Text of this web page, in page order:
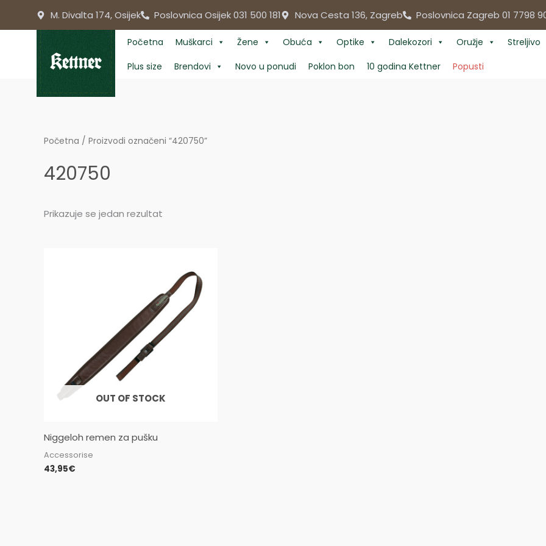
M. Divalta 174, Osijek Poslovnica Osijek 031 500 181 Nova Cesta 136, Zagreb Poslovnica Zagreb 01 7798
Početna Muškarci Žene Obuća Optike Dalekozori Oružje Streljivo
Plus size
Brendovi Novo u ponudi Poklon bon 10 godina Kettner Popusti
Početna / Proizvodi označeni “420750”
420750
Prikazuje se jedan rezultat
OUT OF STOCK
Niggeloh remen za pušku
Accessorise
43,95€